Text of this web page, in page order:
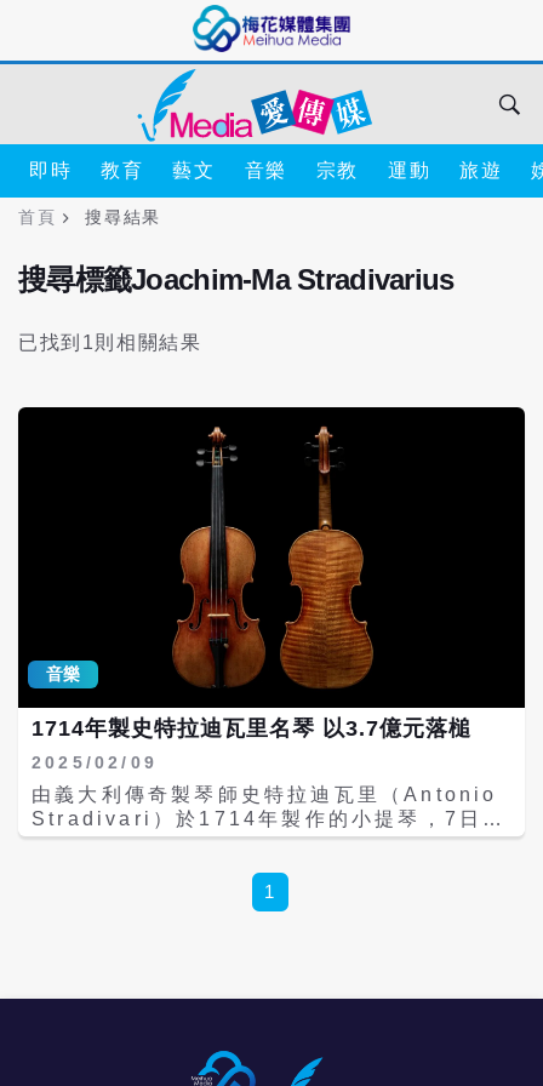
即時 教育 藝文 音樂 宗教 運動 旅遊
首頁 搜尋結果
搜尋標籤Joachim-Ma Stradivarius
已找到1則相關結果
音樂
1714年製史特拉迪瓦里名琴 以3.7億元落槌
2025/02/09
由義大利傳奇製琴師史特拉迪瓦里（Antonio
Stradivari）於1714年製作的小提琴，7日在
紐約的一場拍賣會上以1,130萬美元（約台幣
3.7億元）拍出，未達原本的估價，未能成為
歷史上最昂貴樂器交易紀錄。 美聯社報導，國
際拍賣公司蘇富比（Sothebys）原先估計這
比的聲明表示，「姚阿幸-馬氏史特拉迪瓦里」
1